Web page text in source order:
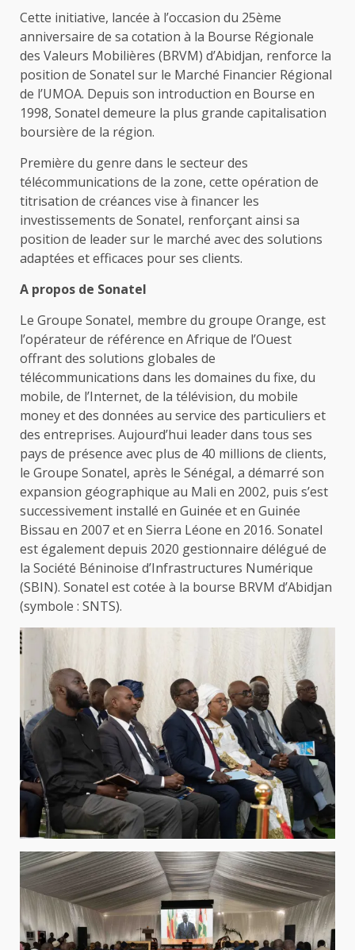
Cette initiative, lancée à l’occasion du 25ème
anniversaire de sa cotation à la Bourse Régionale
des Valeurs Mobilières (BRVM) d’Abidjan, renforce la
position de Sonatel sur le Marché Financier Régional
de l’UMOA. Depuis son introduction en Bourse en
1998, Sonatel demeure la plus grande capitalisation
boursière de la région.
Première du genre dans le secteur des
télécommunications de la zone, cette opération de
titrisation de créances vise à financer les
investissements de Sonatel, renforçant ainsi sa
position de leader sur le marché avec des solutions
adaptées et efficaces pour ses clients.
A propos de Sonatel
Le Groupe Sonatel, membre du groupe Orange, est
l’opérateur de référence en Afrique de l’Ouest
offrant des solutions globales de
télécommunications dans les domaines du fixe, du
mobile, de l’Internet, de la télévision, du mobile
money et des données au service des particuliers et
des entreprises. Aujourd’hui leader dans tous ses
pays de présence avec plus de 40 millions de clients,
le Groupe Sonatel, après le Sénégal, a démarré son
expansion géographique au Mali en 2002, puis s’est
successivement installé en Guinée et en Guinée
Bissau en 2007 et en Sierra Léone en 2016. Sonatel
est également depuis 2020 gestionnaire délégué de
la Société Béninoise d’Infrastructures Numérique
(SBIN). Sonatel est cotée à la bourse BRVM d’Abidjan
(symbole : SNTS).